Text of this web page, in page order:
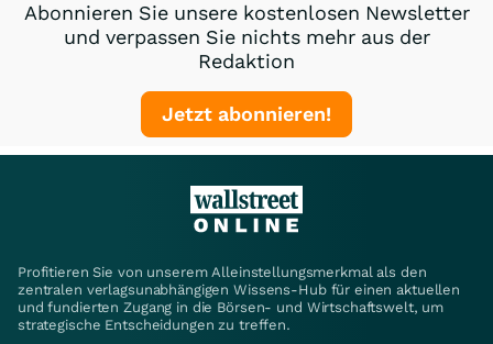
Abonnieren Sie unsere kostenlosen Newsletter
und verpassen Sie nichts mehr aus der
Redaktion
Jetzt abonnieren!
Profitieren Sie von unserem Alleinstellungsmerkmal als den
zentralen verlagsunabhängigen Wissens-Hub für einen aktuellen
und fundierten Zugang in die Börsen- und Wirtschaftswelt, um
strategische Entscheidungen zu treffen.